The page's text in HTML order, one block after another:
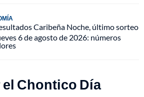
Caribeña Noche, último sorteo
6 de agosto de 2026: números
Chontico Día